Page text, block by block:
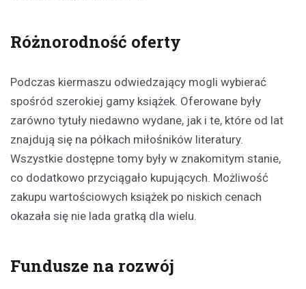
Różnorodność oferty
Podczas kiermaszu odwiedzający mogli wybierać
spośród szerokiej gamy książek. Oferowane były
zarówno tytuły niedawno wydane, jak i te, które od lat
znajdują się na półkach miłośników literatury.
Wszystkie dostępne tomy były w znakomitym stanie,
co dodatkowo przyciągało kupujących. Możliwość
zakupu wartościowych książek po niskich cenach
okazała się nie lada gratką dla wielu.
Fundusze na rozwój